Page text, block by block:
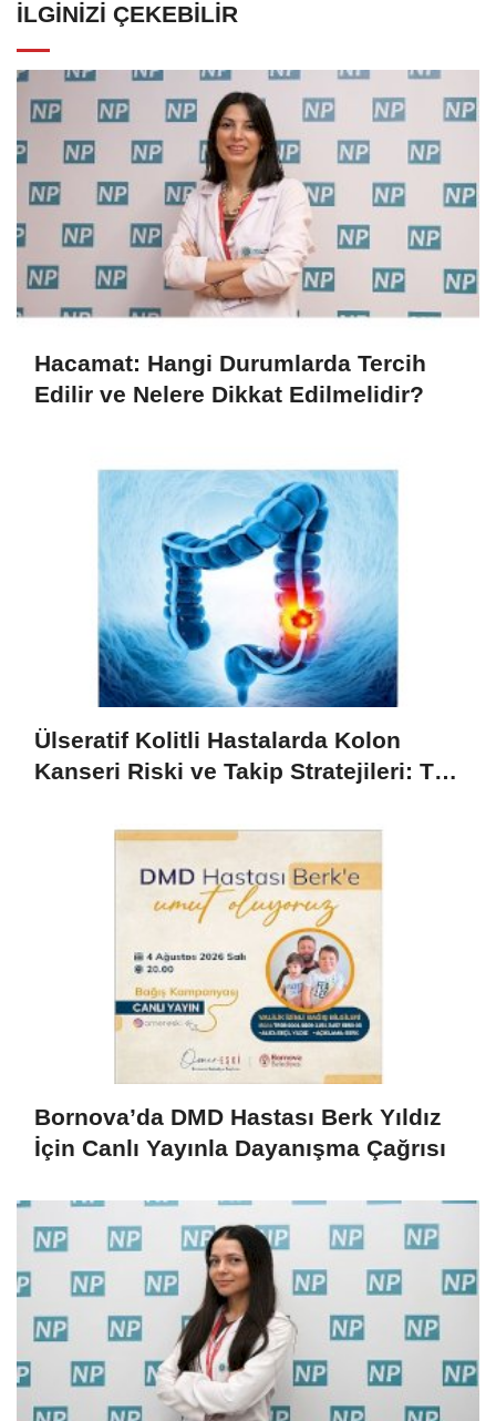
İLGINIZI ÇEKEBILIR
Hacamat: Hangi Durumlarda Tercih
Edilir ve Nelere Dikkat Edilmelidir?
Ülseratif Kolitli Hastalarda Kolon
Kanseri Riski ve Takip Stratejileri: Tek
Bornova’da DMD Hastası Berk Yıldız
İçin Canlı Yayınla Dayanışma Çağrısı